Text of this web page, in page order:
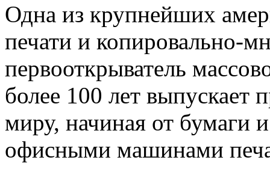
Одна из крупнейших
печати и копировально-
первооткрыватель
более 100 лет
миру, начиная от бумаги
офисными машинами